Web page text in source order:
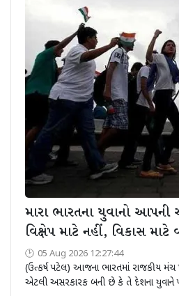
મારા ભારતના યુવાનો
વિક્ષેપ માટે નહીં, વિકાસ માટે
05 Aug 2026 12:27:44
(ઉત્કર્ષ પટેલ) આજના ભારતમાં રાજકીય મંચ
એટલી અસરકારક બની છે કે તે દેશના યુવાને